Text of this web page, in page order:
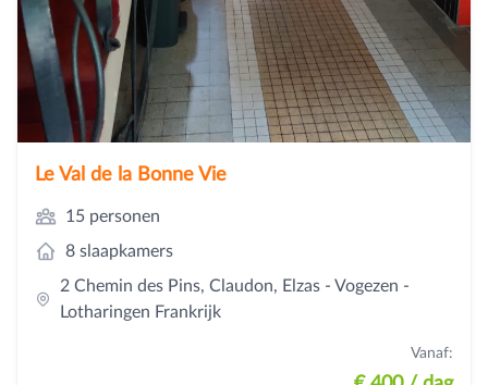
Le Val de la Bonne Vie
15 personen
8 slaapkamers
2 Chemin des Pins, Claudon, Elzas - Vogezen -
Lotharingen Frankrijk
Vanaf: